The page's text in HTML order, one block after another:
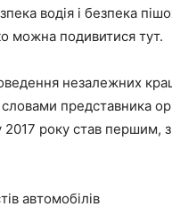
водія і безпека
можна подивитися тут.
незалежних
представника
року став першим,
автомобілів